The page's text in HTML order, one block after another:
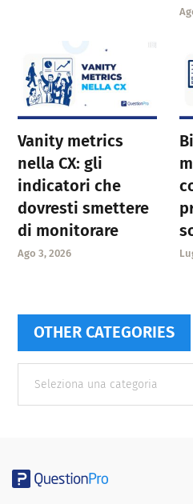
Vanity metrics
nella CX: gli
indicatori che
dovresti smettere
di monitorare
Ago 3, 2026
OTHER CATEGORIES
categories